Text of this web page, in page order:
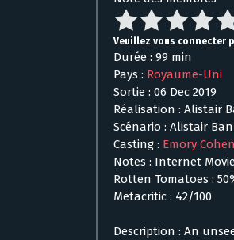
Veuillez vous connecter
Durée : 99 min
Pays : Royaume-Uni
Sortie : 06 Dec 2019
Réalisation : Alistair
Scénario : Alistair
Casting : Emory Cohen
Notes : Internet
Rotten Tomatoes :
Metacritic : 42/100
Description : An